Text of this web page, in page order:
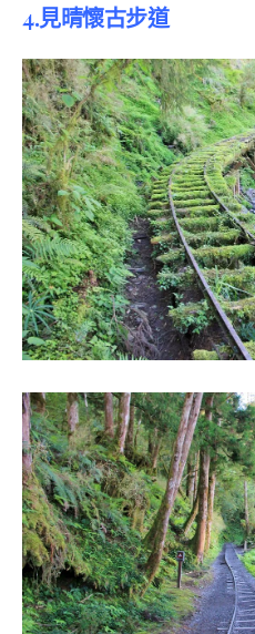
4.見晴懷古步道